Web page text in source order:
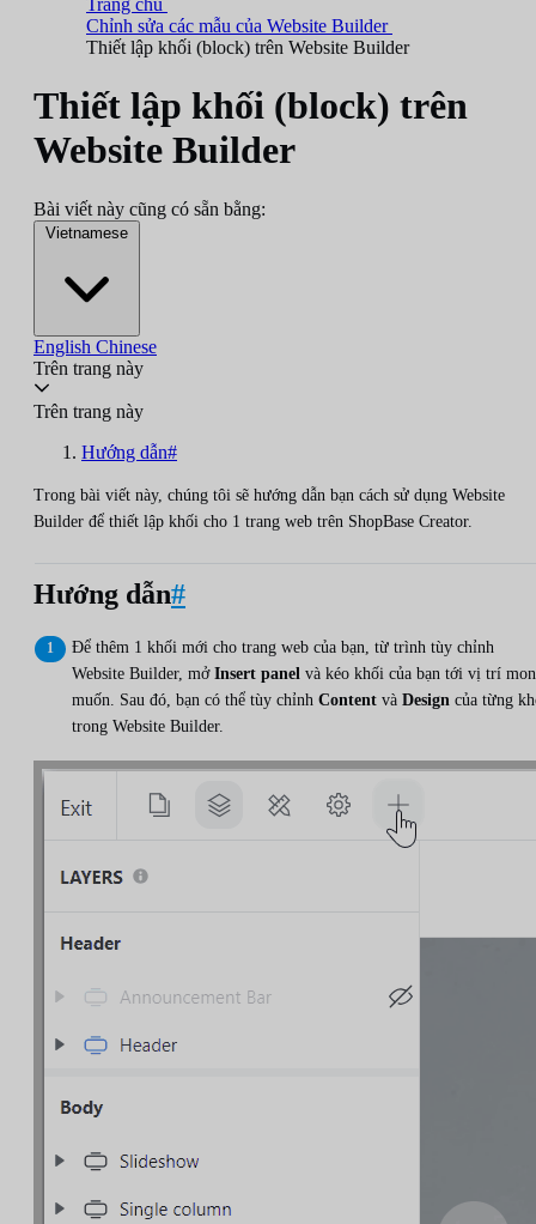
Trang chủ
Chỉnh sửa các mẫu của Website Builder
Thiết lập khối (block) trên Website Builder
Thiết lập khối (block) trên
Website Builder
Bài viết này cũng có sẵn bằng:
Vietnamese
English Chinese
Trên trang này
Trên trang này
Hướng dẫn#
Trong bài viết này, chúng tôi sẽ hướng dẫn bạn cách sử dụng Website
Builder để thiết lập khối cho 1 trang web trên ShopBase Creator.
Hướng dẫn#
Để thêm 1 khối mới cho trang web của bạn, từ trình tùy chỉnh
Website Builder, mở Insert panel và kéo khối của bạn tới vị trí
muốn. Sau đó, bạn có thể tùy chỉnh Content và Design của từng
trong Website Builder.